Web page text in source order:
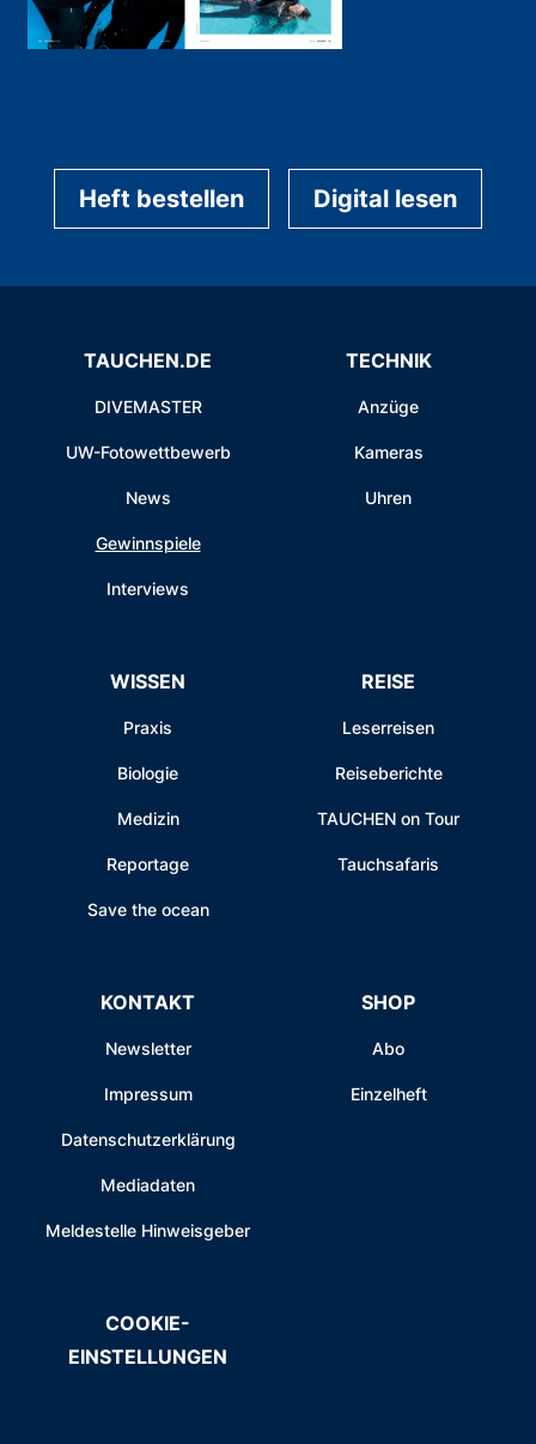
Heft bestellen Digital lesen
TAUCHEN.DE
DIVEMASTER
UW-Fotowettbewerb
News
Gewinnspiele
Interviews
TECHNIK
Anzüge
Kameras
Uhren
WISSEN
Praxis
Biologie
Medizin
Reportage
Save the ocean
REISE
Leserreisen
Reiseberichte
TAUCHEN on Tour
Tauchsafaris
KONTAKT
Newsletter
Impressum
Datenschutzerklärung
Mediadaten
Meldestelle Hinweisgeber
SHOP
Abo
Einzelheft
COOKIE-
EINSTELLUNGEN